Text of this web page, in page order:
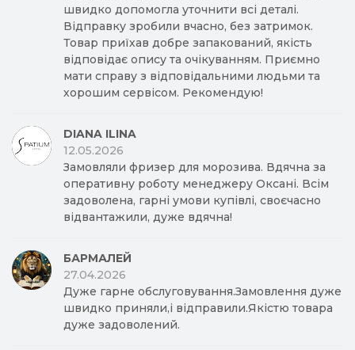
швидко допомогла уточнити всі деталі.
Відправку зробили вчасно, без затримок.
Товар приїхав добре запакований, якість
відповідає опису та очікуванням. Приємно
мати справу з відповідальними людьми та
хорошим сервісом. Рекомендую!
DIANA ILINA
12.05.2026
Замовляли фризер для морозива. Вдячна за
оперативну роботу менеджеру Оксані. Всім
задоволена, гарні умови купівлі, своєчасно
відвантажили, дуже вдячна!
БАРМАЛЕЙ
27.04.2026
Дуже гарне обслуговування.Замовлення дуже
швидко приняли,і відправили.Якістю товара
дуже задоволений.